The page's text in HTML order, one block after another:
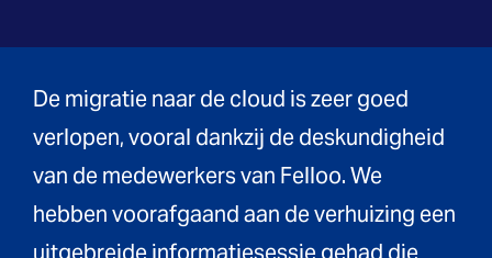
De migratie naar de cloud is zeer goed
verlopen, vooral dankzij de deskundigheid
van de medewerkers van Felloo. We
hebben voorafgaand aan de verhuizing een
uitgebreide informatiesessie gehad die